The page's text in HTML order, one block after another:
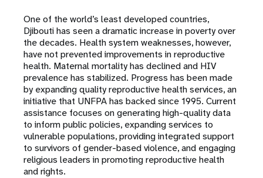
One of the world’s least developed countries,
Djibouti has seen a dramatic increase in poverty over
the decades. Health system weaknesses, however,
have not prevented improvements in reproductive
health. Maternal mortality has declined and HIV
prevalence has stabilized. Progress has been made
by expanding quality reproductive health services, an
initiative that UNFPA has backed since 1995. Current
assistance focuses on generating high-quality data
to inform public policies, expanding services to
vulnerable populations, providing integrated support
to survivors of gender-based violence, and engaging
religious leaders in promoting reproductive health
and rights.